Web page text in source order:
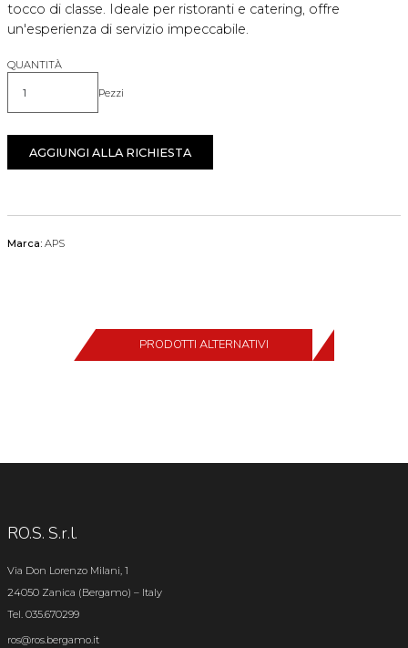
tocco di classe. Ideale per ristoranti e catering, offre
un'esperienza di servizio impeccabile.
QUANTITÀ
Quantità Pezzi
AGGIUNGI ALLA RICHIESTA
Marca: APS
PRODOTTI ALTERNATIVI
RO.S. S.r.l.
Via Don Lorenzo Milani, 1
24050 Zanica (Bergamo) – Italy
Tel. 035.670299
ros@ros.bergamo.it